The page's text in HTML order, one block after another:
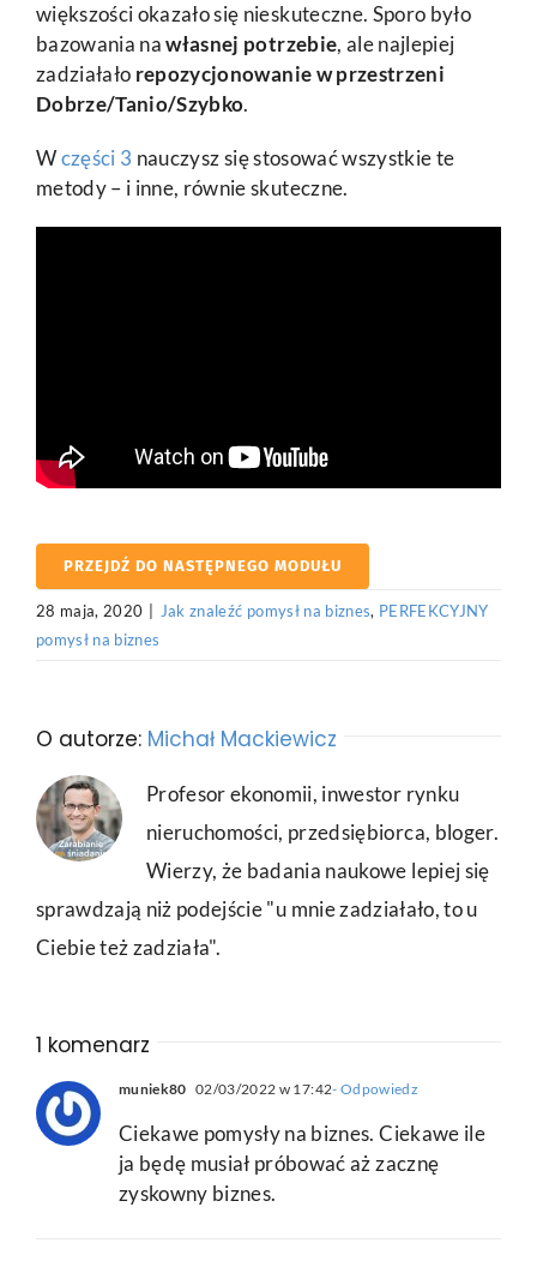
większości okazało się nieskuteczne. Sporo było
bazowania nawłasnej potrzebie, ale najlepiej
zadziałało repozycjonowanie w przestrzeni
Dobrze/Tanio/Szybko.
Wczęści 3 nauczysz się stosować wszystkie te
metody – i inne, równie skuteczne.
PRZEJDŹ DO NASTĘPNEGO MODUŁU
28 maja, 2020 Jak znaleźć pomysł na biznes, PERFEKCYJNY
pomysł na biznes
O autorze: Michał Mackiewicz
Profesor ekonomii, inwestor rynku
nieruchomości, przedsiębiorca, bloger.
Wierzy, że badania naukowe lepiej się
sprawdzają niż podejście "u mnie zadziałało, to u
Ciebie też zadziała".
1 komenarz
muniek80 02/03/2022 w 17:42- Odpowiedz
Ciekawe pomysły na biznes. Ciekawe ile
ja będę musiał próbować aż zacznę
zyskowny biznes.